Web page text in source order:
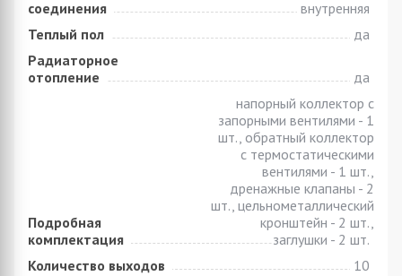
соединения
внутренняя
Теплый пол
да
Радиаторное
отопление
да
Подробная
комплектация
напорный коллектор с
запорными вентилями - 1
шт., обратный коллектор
с термостатическими
вентилями - 1 шт.,
дренажные клапаны - 2
шт., цельнометаллический
кронштейн - 2 шт.,
заглушки - 2 шт.
Количество выходов
10